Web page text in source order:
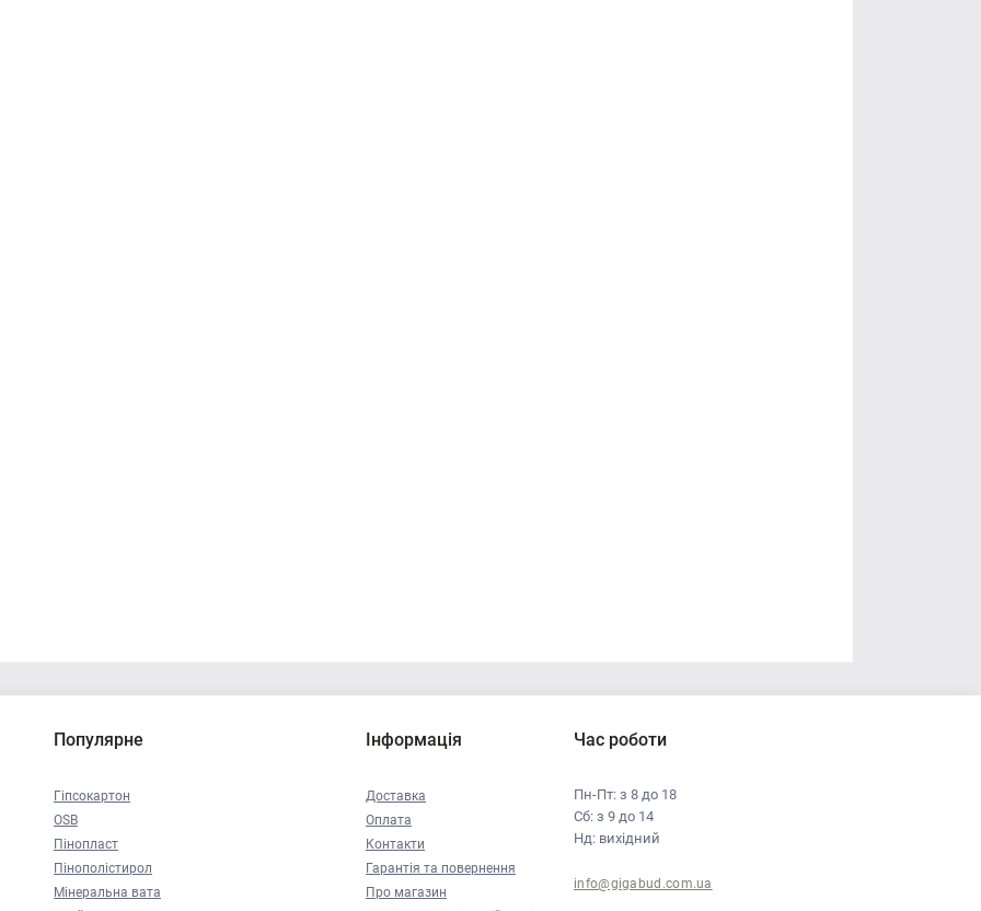
Популярне
Гіпсокартон
OSB
Пінопласт
Пінополістирол
Мінеральна вата
Інформація
Доставка
Оплата
Контакти
Гарантія та повернення
Про магазин
Час роботи
Пн-Пт: з 8 до 18
Сб: з 9 до 14
Нд: вихідний
info@gigabud.com.ua